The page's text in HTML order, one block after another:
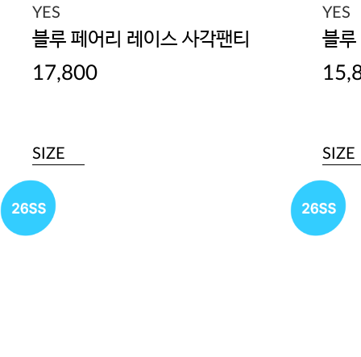
YES
블루 페어리 레이스 사각팬티
17,800
SIZE
YES
블루
SIZE